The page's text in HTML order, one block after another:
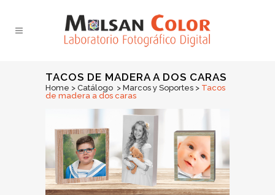
TACOS DE MADERA A DOS CARAS
Home > Catálogo > Marcos y Soportes > Tacos
de madera a dos caras